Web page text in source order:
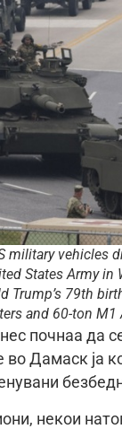
military vehicles
States Army in
Trump’s 79th
and 60-ton M1
почнаа да
во Дамаск ја
некои